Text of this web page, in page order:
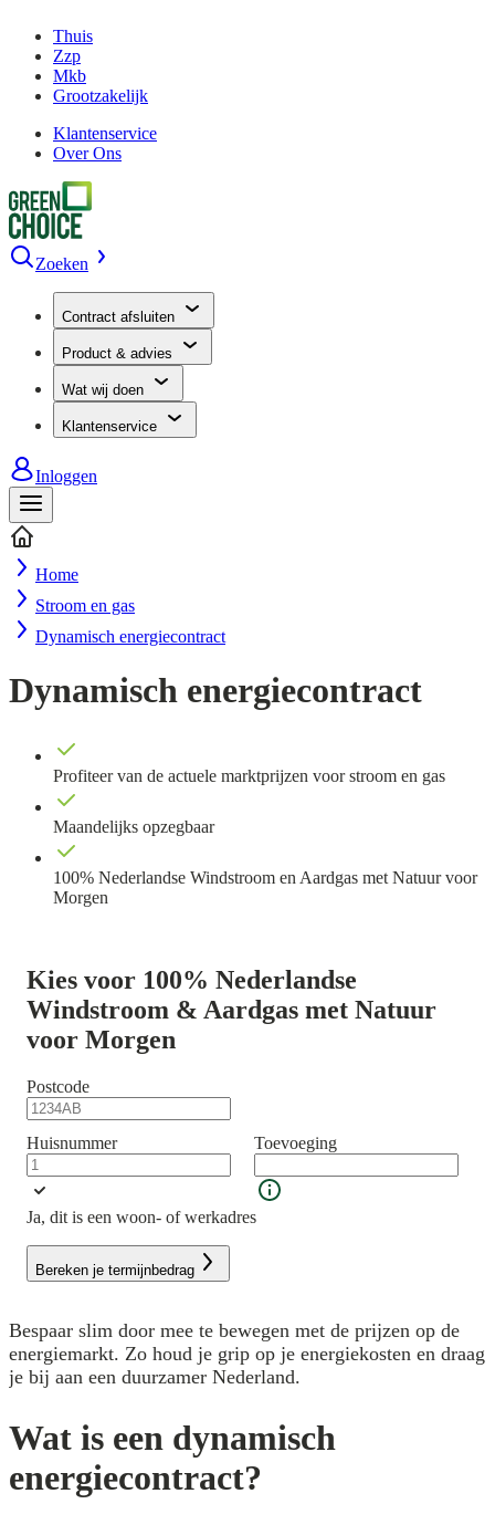
Thuis
Zzp
Mkb
Grootzakelijk
Klantenservice
Over Ons
Zoeken
Contract afsluiten
Product & advies
Wat wij doen
Klantenservice
Inloggen
Home
Stroom en gas
Dynamisch energiecontract
Dynamisch energiecontract
Profiteer van de actuele marktprijzen voor stroom en gas
Maandelijks opzegbaar
100% Nederlandse Windstroom en Aardgas met Natuur voor
Morgen
Kies voor 100% Nederlandse
Windstroom & Aardgas met Natuur
voor Morgen
Postcode
Huisnummer Toevoeging
Ja, dit is een woon- of werkadres
Bereken je termijnbedrag
Bespaar slim door mee te bewegen met de prijzen op de
energiemarkt. Zo houd je grip op je energiekosten en draag
je bij aan een duurzamer Nederland.
Wat is een dynamisch
energiecontract?